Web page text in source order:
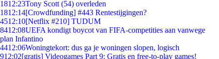
1812:23Tony Scott (54) overleden
1812:14[Crowdfunding] #443 Rentestijgingen?
4512:10[Netflix #210] TUDUM
8412:08UEFA kondigt boycot van FIFA-competities aan vanwege
plan Infantino
4412:06Woningtekort: dus ga je woningen slopen, logisch
912:02[gratis] Videogames Part 9: Gratis en free-to-play games!